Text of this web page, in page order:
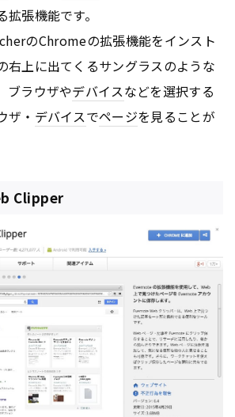
張機能です。
のChromeの拡張機能をインスト
右上に出てくるサングラスのような
ブラウザやデバイスなどを選択する
ザ・ デバイスでページを見ることが
Clipper